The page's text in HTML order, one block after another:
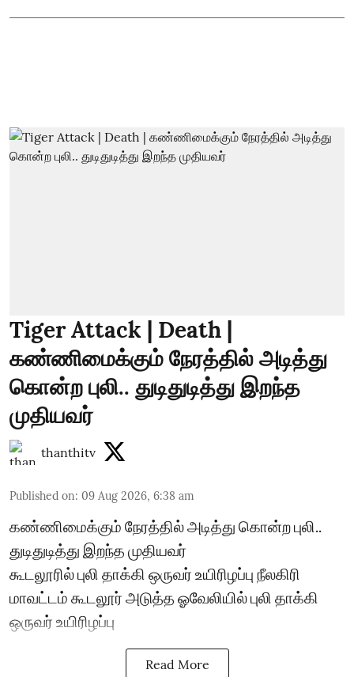
Tiger Attack | Death |
கண்ணிமைக்கும் நேரத்தில் அடித்து
கொன்ற புலி.. துடிதுடித்து இறந்த
முதியவர்
thanthitv
Published on: 09 Aug 2026, 6:38 am
கண்ணிமைக்கும் நேரத்தில் அடித்து கொன்ற புலி..
துடிதுடித்து இறந்த முதியவர்
கூடலூரில் புலி தாக்கி ஒருவர் உயிரிழப்பு நீலகிரி
மாவட்டம் கூடலூர் அடுத்த ஓவேலியில் புலி தாக்கி
ஒருவர் உயிரிழப்பு
Read More